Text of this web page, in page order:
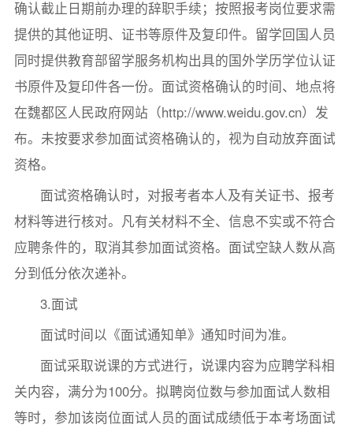
确认截止日期前办理的辞职手续；按照报考岗位要求需
提供的其他证明、证书等原件及复印件。留学回国人员
同时提供教育部留学服务机构出具的国外学历学位认证
书原件及复印件各一份。面试资格确认的时间、地点将
在魏都区人民政府网站（http://www.weidu.gov.cn）发
布。未按要求参加面试资格确认的，视为自动放弃面试
资格。
面试资格确认时，对报考者本人及有关证书、报考
材料等进行核对。凡有关材料不全、信息不实或不符合
应聘条件的，取消其参加面试资格。面试空缺人数从高
分到低分依次递补。
3.面试
面试时间以《面试通知单》通知时间为准。
面试采取说课的方式进行，说课内容为应聘学科相
关内容，满分为100分。拟聘岗位数与参加面试人数相
等时，参加该岗位面试人员的面试成绩低于本考场面试